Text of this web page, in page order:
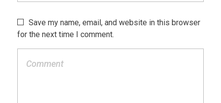
Save my name, email, and website in this browser
for the next time I comment.